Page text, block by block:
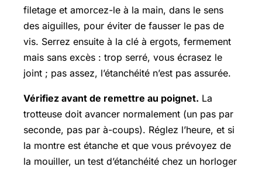
filetage et amorcez-le à la main, dans le sens
des aiguilles, pour éviter de fausser le pas de
vis. Serrez ensuite à la clé à ergots, fermement
mais sans excès : trop serré, vous écrasez le
joint ; pas assez, l’étanchéité n’est pas assurée.
Vérifiez avant de remettre au poignet. La
trotteuse doit avancer normalement (un pas par
seconde, pas par à-coups). Réglez l’heure, et si
la montre est étanche et que vous prévoyez de
la mouiller, un test d’étanchéité chez un horloger